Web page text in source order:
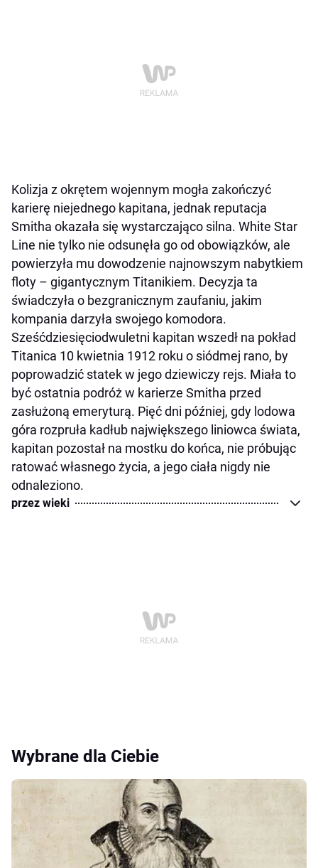
Kolizja z okrętem wojennym mogła zakończyć
karierę niejednego kapitana, jednak reputacja
Smitha okazała się wystarczająco silna. White Star
Line nie tylko nie odsunęła go od obowiązków, ale
powierzyła mu dowodzenie najnowszym nabytkiem
floty – gigantycznym Titanikiem. Decyzja ta
świadczyła o bezgranicznym zaufaniu, jakim
kompania darzyła swojego komodora.
Sześćdziesięciodwuletni kapitan wszedł na pokład
Titanica 10 kwietnia 1912 roku o siódmej rano, by
poprowadzić statek w jego dziewiczy rejs. Miała to
być ostatnia podróż w karierze Smitha przed
zasłużoną emeryturą. Pięć dni później, gdy lodowa
góra rozpruła kadłub największego liniowca świata,
kapitan pozostał na mostku do końca, nie próbując
ratować własnego życia, a jego ciała nigdy nie
odnaleziono.
przez wieki
Wybrane dla Ciebie